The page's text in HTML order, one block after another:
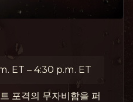
ET – 4:30 p.m. ET
포격의 무자비함을 퍼